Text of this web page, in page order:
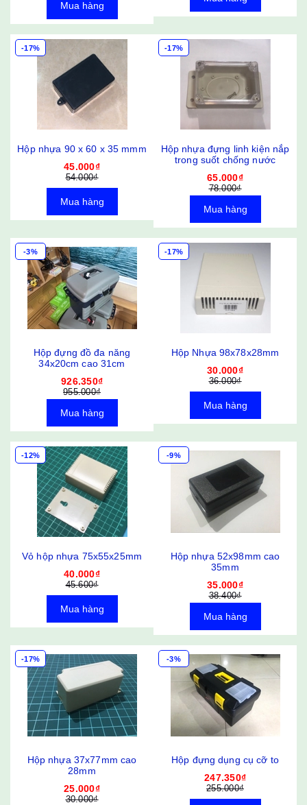
Mua hàng
-17%
Hộp nhựa 90 x 60 x 35 mmm
45.000₫
54.000₫
Mua hàng
-17%
Hộp nhựa đựng linh kiện nắp
trong suốt chống nước
65.000₫
78.000₫
Mua hàng
-3%
Hộp đựng đồ đa năng
34x20cm cao 31cm
926.350₫
955.000₫
Mua hàng
-17%
Hộp Nhựa 98x78x28mm
30.000₫
36.000₫
Mua hàng
-12%
Vỏ hộp nhựa 75x55x25mm
40.000₫
45.600₫
Mua hàng
-9%
Hộp nhựa 52x98mm cao
35mm
35.000₫
38.400₫
Mua hàng
-17%
Hộp nhựa 37x77mm cao
28mm
25.000₫
30.000₫
-3%
Hộp đựng dụng cụ cỡ to
247.350₫
255.000₫